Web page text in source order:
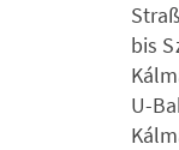
bis
U-